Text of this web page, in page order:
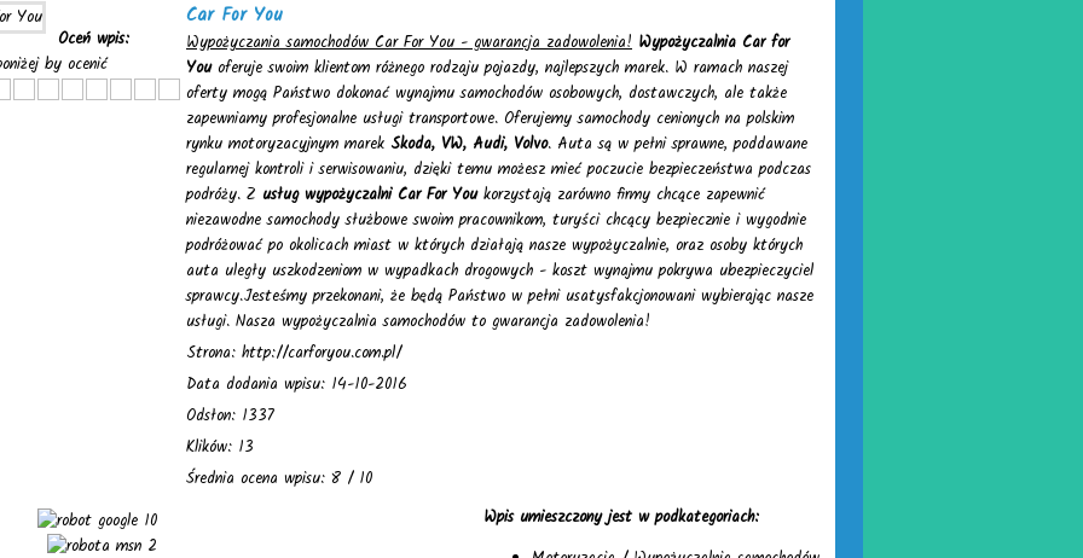
Oceń wpis:
by ocenić
Car For You
Wypożyczania samochodów Car For You - gwarancja zadowolenia! Wypożyczalnia Car for
Youoferuje swoim klientom różnego rodzaju pojazdy, najlepszych marek. W ramach naszej
oferty mogą Państwo dokonać wynajmu samochodów osobowych, dostawczych, ale także
zapewniamy profesjonalne usługi transportowe. Oferujemy samochody cenionych na polskim
rynku motoryzacyjnym marek Skoda, VW, Audi, Volvo. Auta są w pełni sprawne, poddawane
regularnej kontroli i serwisowaniu, dzięki temu możesz mieć poczucie bezpieczeństwa podczas
podróży. Z usług wypożyczalni Car For Youkorzystają zarówno firmy chcące zapewnić
niezawodne samochody służbowe swoim pracownikom, turyści chcący bezpiecznie i wygodnie
podróżować po okolicach miast w których działają nasze wypożyczalnie, oraz osoby których
auta uległy uszkodzeniom w wypadkach drogowych - koszt wynajmu pokrywa ubezpieczyciel
sprawcy.Jesteśmy przekonani, że będą Państwo w pełni usatysfakcjonowani wybierając nasze
usługi. Nasza wypożyczalnia samochodów to gwarancja zadowolenia!
Strona: http://carforyou.com.pl/
Data dodania wpisu: 14-10-2016
Odsłon: 1337
Klików: 13
Średnia ocena wpisu: 8 / 10
10
2
Wpis umieszczony jest w podkategoriach: